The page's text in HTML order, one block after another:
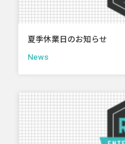
夏季休業日のお知らせ
News